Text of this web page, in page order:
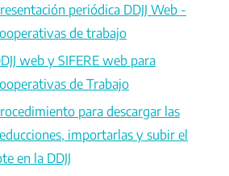
periódica DDJJ Web -
de trabajo
web y SIFERE web para
de Trabajo
para descargar las
importarlas y subir el
en la DDJJ